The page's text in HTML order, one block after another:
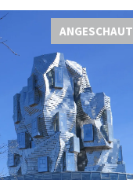
ANGESCHAUT